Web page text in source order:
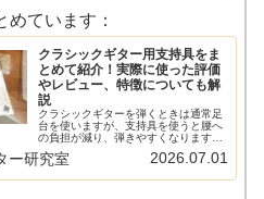
めています：
クラシックギター用支持具をま
とめて紹介！実際に使った評価
やレビュー、特徴についても解
説
クラシックギターを弾くときは通常足
台を使いますが、支持具を使うと腰へ
の負担が減り、弾きやすくなります。
この記事では入手可能なさまざまなク
ラシックギター用支持具の紹介と、実
ー研究室 2026.07.01